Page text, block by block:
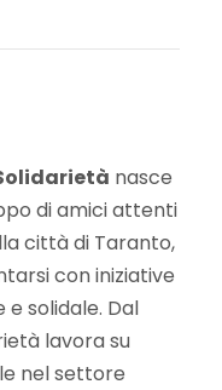
nasce
di amici attenti
città di Taranto,
con iniziative
solidale. Dal
lavora su
nel settore